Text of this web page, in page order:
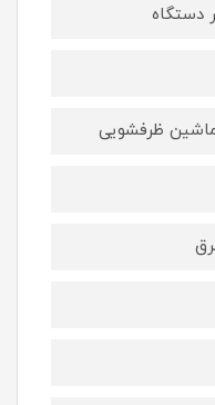
دستگاه
ظرفشویی